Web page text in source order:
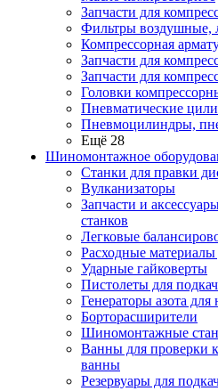
Запчасти для
Фильтры воздушные,
Компрессорная
Запчасти для
Запчасти для
Головки
Пневматические
Пневмоцилиндры,
Ещё 28
Шиномонтажное
Станки для правки
Вулканизаторы
Запчасти и
станков
Легковые
Расходные
Ударные гайковерты
Пистолеты для
Генераторы азота
Борторасширители
Шиномонтажные
Ванны для проверки
ванны
Резервуары для